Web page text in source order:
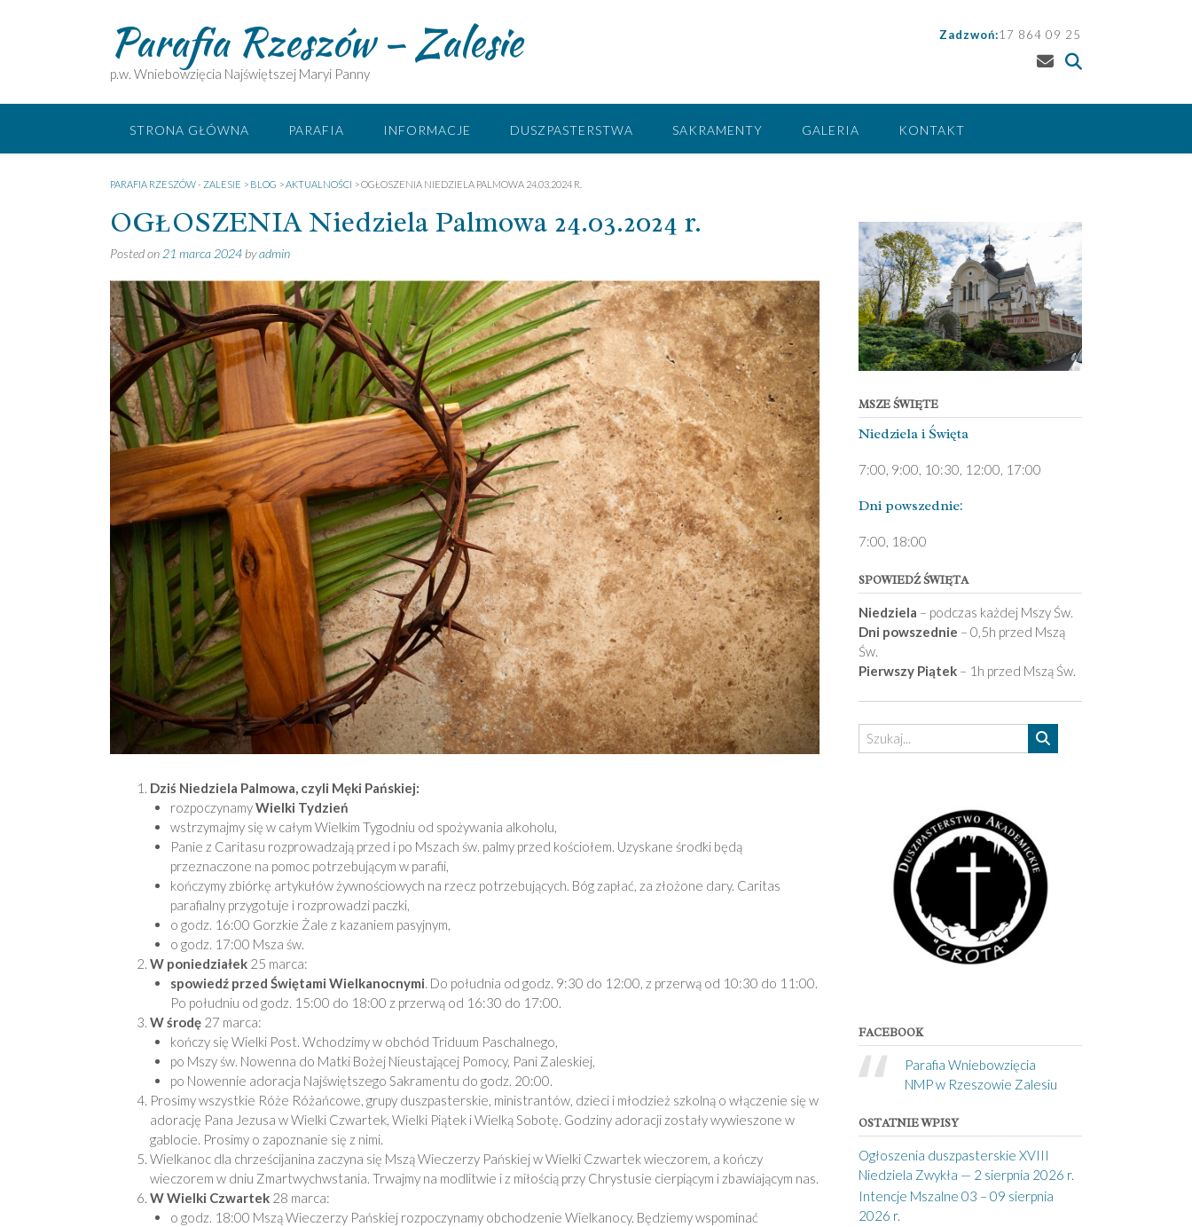
Parafia Rzeszów – Zalesie
p.w. Wniebowzięcia Najświętszej Maryi Panny
Zadzwoń:17 864 09 25
STRONA GŁÓWNA PARAFIA INFORMACJE DUSZPASTERSTWA SAKRAMENTY GALERIA KONTAKT
PARAFIA RZESZÓW - ZALESIE > BLOG >AKTUALNOŚCI >OGŁOSZENIA NIEDZIELA PALMOWA 24.03.2024 R.
OGŁOSZENIA Niedziela Palmowa 24.03.2024 r.
Posted on 21 marca 2024 byadmin
Dziś Niedziela Palmowa, czyli Męki Pańskiej:
rozpoczynamyWielki Tydzień
wstrzymajmy się w całym Wielkim Tygodniu od spożywania alkoholu,
Panie z Caritasu rozprowadzają przed i po Mszach św. palmy przed kościołem. Uzyskane środki będą
przeznaczone na pomoc potrzebującym w parafii,
kończymy zbiórkę artykułów żywnościowych na rzecz potrzebujących. Bóg zapłać, za złożone dary. Caritas
parafialny przygotuje i rozprowadzi paczki,
o godz. 16:00 Gorzkie Żale z kazaniem pasyjnym,
o godz. 17:00 Msza św.
W poniedziałek 25 marca:
spowiedź przed Świętami Wielkanocnymi. Do południa od godz. 9:30 do 12:00, z przerwą od 10:30 do 11:00.
Po południu od godz. 15:00 do 18:00 z przerwą od 16:30 do 17:00.
W środę 27 marca:
kończy się Wielki Post. Wchodzimy w obchód Triduum Paschalnego,
po Mszy św. Nowenna do Matki Bożej Nieustającej Pomocy, Pani Zaleskiej,
po Nowennie adoracja Najświętszego Sakramentu do godz. 20:00.
Prosimy wszystkie Róże Różańcowe, grupy duszpasterskie, ministrantów, dzieci i młodzież szkolną o włączenie się w
adorację Pana Jezusa w Wielki Czwartek, Wielki Piątek i Wielką Sobotę. Godziny adoracji zostały wywieszone w
gablocie. Prosimy o zapoznanie się z nimi.
Wielkanoc dla chrześcijanina zaczyna się Mszą Wieczerzy Pańskiej w Wielki Czwartek wieczorem, a kończy
wieczorem w dniu Zmartwychwstania. Trwajmy na modlitwie i z miłością przy Chrystusie cierpiącym i zbawiającym nas.
W Wielki Czwartek 28 marca:
o godz. 18:00 Mszą Wieczerzy Pańskiej rozpoczynamy obchodzenie Wielkanocy. Będziemy wspominać
MSZE ŚWIĘTE
Niedziela ­i Święta
7:00, 9:00, 10:30, 12:00, 17:00
Dni pows­zednie:
7­:00, 18:00­
SPOWIEDŹ ŚWIĘTA
Niedziela – podczas każdej Mszy Św.
Dni powszednie – 0,5h przed Mszą
Św.
Pierwszy Piątek– 1h przed Mszą Św.
FACEBOOK
Parafia Wniebowzięcia
NMP w Rzeszowie Zalesiu
OSTATNIE WPISY
Ogłoszenia duszpasterskie XVIII
Niedziela Zwykła — 2 sierpnia 2026 r.
Intencje Mszalne 03 – 09 sierpnia
2026 r.